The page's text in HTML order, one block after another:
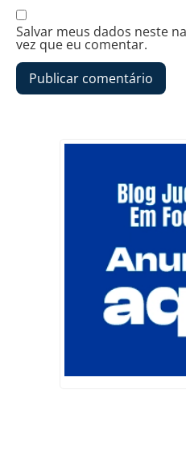
Salvar meus dados neste
vez que eu comentar.